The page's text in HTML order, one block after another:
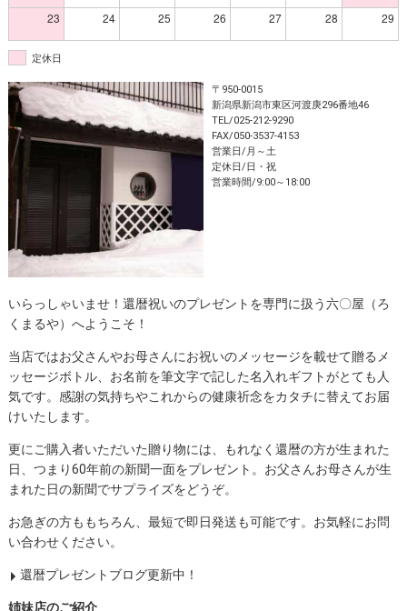
23 24 25 26 27 28 29
定休日
〒950-0015
新潟県新潟市東区河渡庚296番地46
TEL/025-212-9290
FAX/050-3537-4153
営業日/月～土
定休日/日・祝
営業時間/9:00～18:00
いらっしゃいませ！還暦祝いのプレゼントを専門に扱う六〇屋（ろ
くまるや）へようこそ！
当店ではお父さんやお母さんにお祝いのメッセージを載せて贈るメ
ッセージボトル、お名前を筆文字で記した名入れギフトがとても人
気です。感謝の気持ちやこれからの健康祈念をカタチに替えてお届
けいたします。
更にご購入者いただいた贈り物には、もれなく還暦の方が生まれた
日、つまり60年前の新聞一面をプレゼント。お父さんお母さんが生
まれた日の新聞でサプライズをどうぞ。
お急ぎの方ももちろん、最短で即日発送も可能です。お気軽にお問
い合わせください。
還暦プレゼントブログ更新中！
姉妹店のご紹介